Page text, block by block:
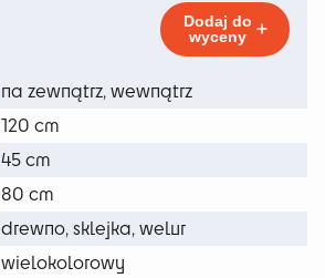
Dodaj do
wyceny
na zewnątrz, wewnątrz
120 cm
45 cm
80 cm
drewno, sklejka, welur
wielokolorowy